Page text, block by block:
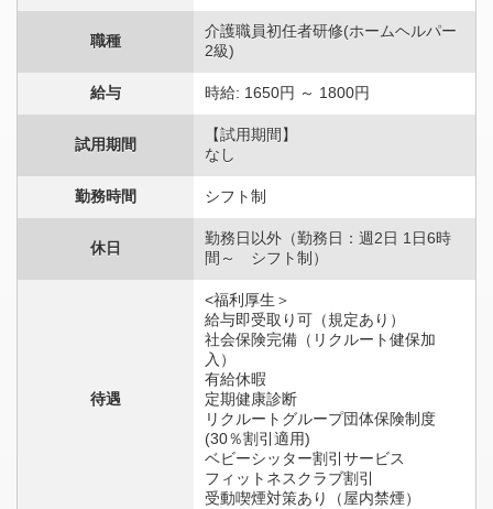
職種
介護職員初任者研修(ホームヘルパー
2級)
給与 時給: 1650円 ～ 1800円
試用期間
【試用期間】
なし
勤務時間 シフト制
休日
勤務日以外（勤務日：週2日 1日6時
間～ シフト制）
待遇
<福利厚生＞
給与即受取り可（規定あり）
社会保険完備（リクルート健保加
入）
有給休暇
定期健康診断
リクルートグループ団体保険制度
(30％割引適用)
ベビーシッター割引サービス
フィットネスクラブ割引
受動喫煙対策あり（屋内禁煙）